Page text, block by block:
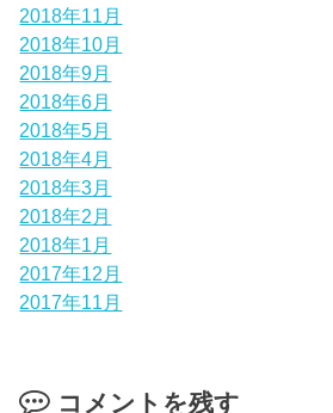
2018年11月
2018年10月
2018年9月
2018年6月
2018年5月
2018年4月
2018年3月
2018年2月
2018年1月
2017年12月
2017年11月
コメントを残す